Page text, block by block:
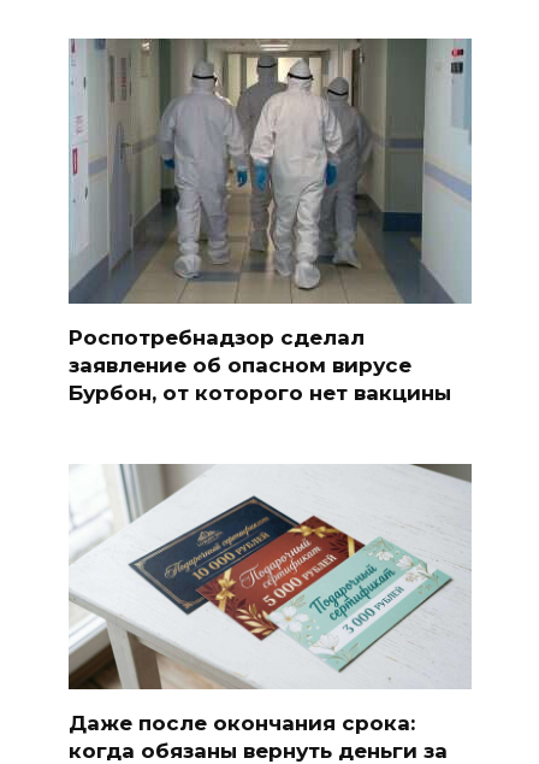
Роспотребнадзор сделал
заявление об опасном вирусе
Бурбон, от которого нет вакцины
Даже после окончания срока:
когда обязаны вернуть деньги за